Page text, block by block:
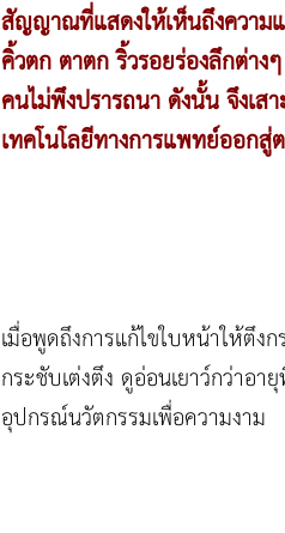
สัญญาณที่แสดงให้เห็นถึงความ
คิ้วตก ตาตก ริ้วรอยร่องลึกต่า
คนไม่พึงปรารถนา ดังนั้น จึงเ
เทคโนโลยีทางการแพทย์ออกสู่
เมื่อพูดถึงการแก้ไขใบหน้าให้ตึ
กระชับเต่งตึง ดูอ่อนเยาว์กว่าอ
อุปกรณ์นวัตกรรมเพื่อความงาม